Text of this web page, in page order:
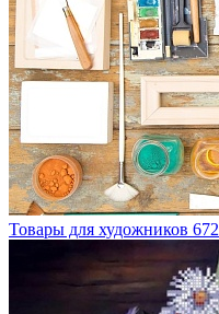
Товары для художников 672